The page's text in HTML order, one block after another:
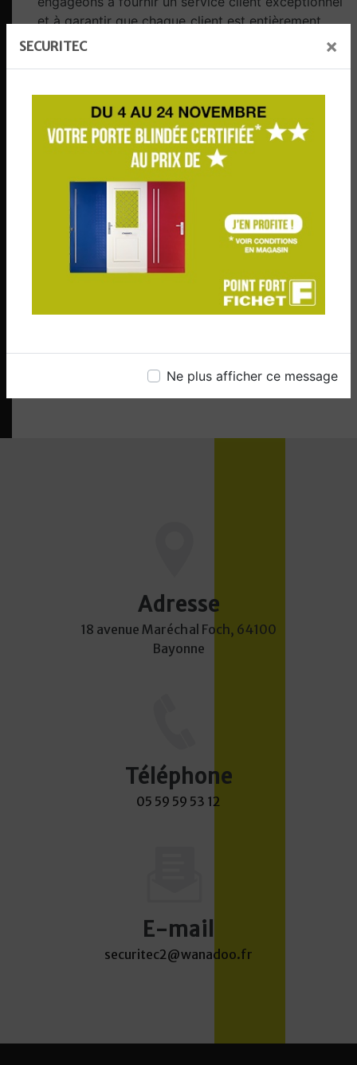
SECURITEC ×
Ne plus afficher ce message
et à garantir que chaque client est entièrement
satisfait de nos produits et services de volets
Ne compromettez pas la sécurité de votre
propriété. Faites confiance à l'expertise de
SECURITEC pour tous vos besoins en matière de
volets roulants à Bayonne. Contactez-nous dès
aujourd'hui pour planifier une consultation initiale
et découvrir comment nous pouvons améliorer la
sécurité et la protection de votre propriété avec
nos solutions de volets roulants haut de gamme.
Adresse
18 avenue Maréchal Foch, 64100
Bayonne
Téléphone
05 59 59 53 12
E-mail
securitec2@wanadoo.fr